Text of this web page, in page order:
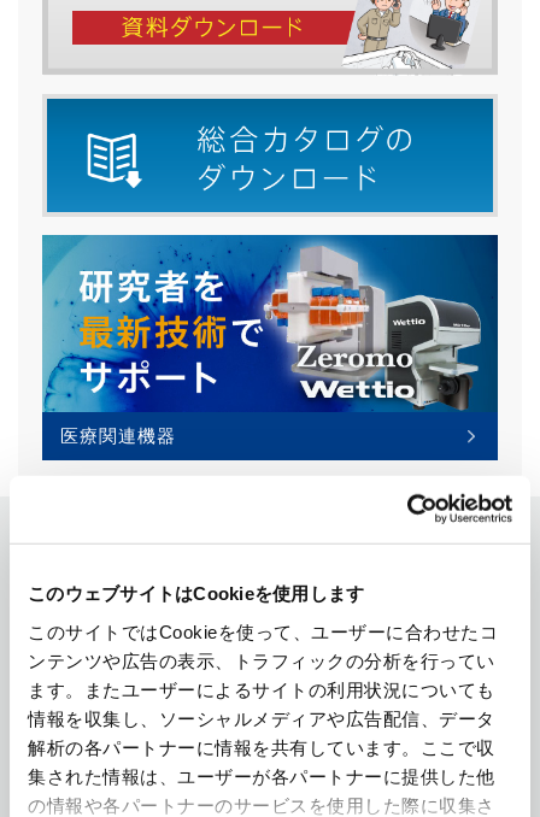
このウェブサイトはCookieを使用します
このサイトではCookieを使って、ユーザーに合わせたコ
ンテンツや広告の表示、トラフィックの分析を行ってい
ます。またユーザーによるサイトの利用状況についても
情報を収集し、ソーシャルメディアや広告配信、データ
解析の各パートナーに情報を共有しています。ここで収
集された情報は、ユーザーが各パートナーに提供した他
の情報や各パートナーのサービスを使用した際に収集さ
医療関連機器
コンクリートプラントライン
ナップ
NEW